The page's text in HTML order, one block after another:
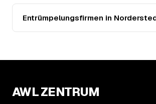
Seit 2020 verlief die Preisentwicklung in
steigend (+16 %), mit dem bisherigen
14 Warum schwankt der Preis
2.390 € in Norderstedt?
Entrümpelungsfirmen in
AWL ZENTRUM